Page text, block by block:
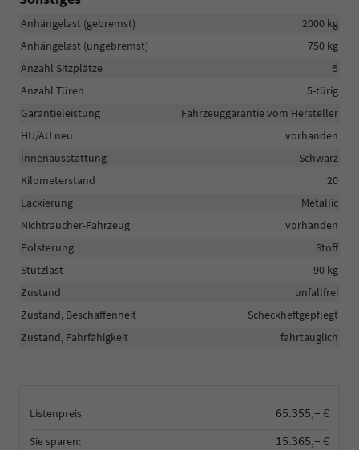
Listenpreis 65.355,– €
Sie sparen:
15.365,– €
Anhängelast (gebremst)
2000 kg
Anhängelast (ungebremst)
750 kg
Anzahl Sitzplätze
5
Anzahl Türen
5-türig
Garantieleistung
Fahrzeuggarantie vom Hersteller
HU/AU neu
vorhanden
Innenausstattung
Schwarz
Kilometerstand
20
Lackierung
Metallic
Nichtraucher-Fahrzeug
vorhanden
Polsterung
Stoff
Stützlast
90 kg
Zustand
unfallfrei
Zustand, Beschaffenheit
Scheckheftgepflegt
Zustand, Fahrfähigkeit
fahrtauglich